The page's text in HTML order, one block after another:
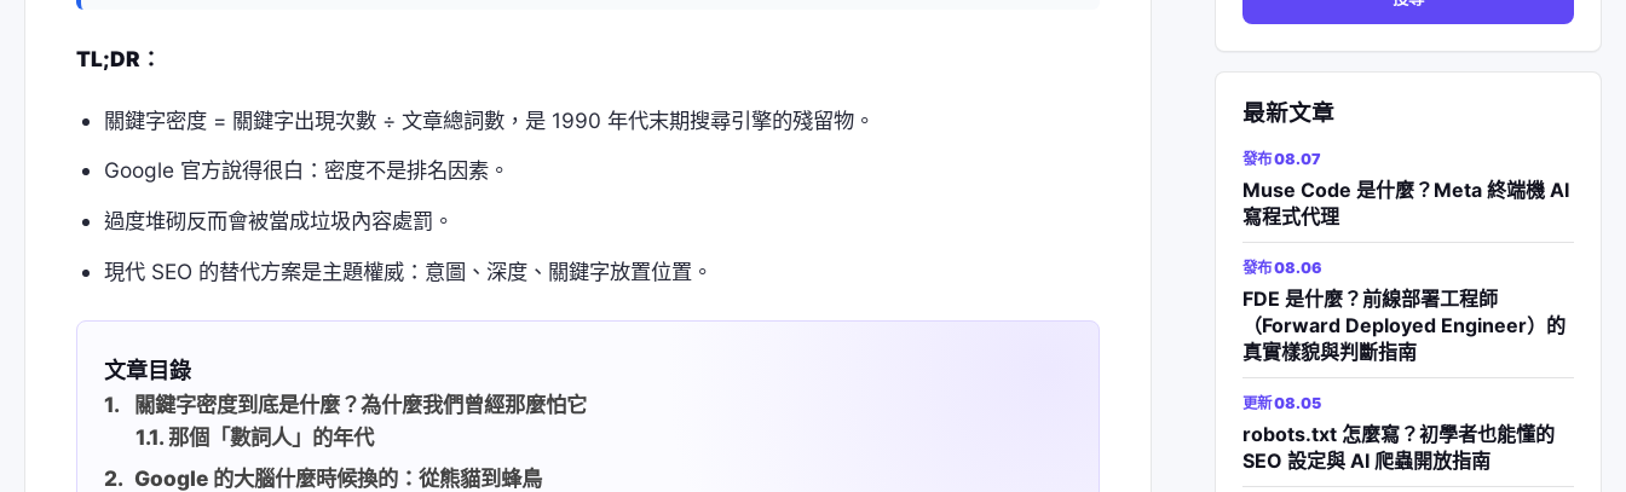
TL;DR：
關鍵字密度 = 關鍵字出現次數 ÷ 文章總詞數，是 1990 年代末期搜尋引擎的殘留物。
Google 官方說得很白：密度不是排名因素。
過度堆砌反而會被當成垃圾內容處罰。
現代 SEO 的替代方案是主題權威：意圖、深度、關鍵字放置位置。
文章目錄
關鍵字密度到底是什麼？為什麼我們曾經那麼怕它
那個「數詞人」的年代
Google 的大腦什麼時候換的：從熊貓到蜂鳥
鍵
字:
最新文章
發布 08.07
Muse Code 是什麼？Meta 終端機 AI
寫程式代理
發布 08.06
FDE 是什麼？前線部署工程師
（Forward Deployed Engineer）的
真實樣貌與判斷指南
更新 08.05
robots.txt 怎麼寫？初學者也能懂的
SEO 設定與 AI 爬蟲開放指南